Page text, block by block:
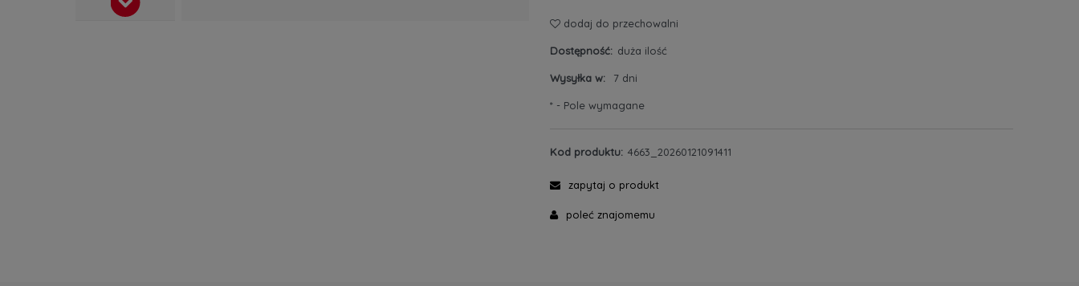
dodaj do przechowalni
Dostępność: duża ilość
Wysyłka w: 7 dni
* - Pole wymagane
Kod produktu: 4663_20260121091411
zapytaj o produkt
poleć znajomemu